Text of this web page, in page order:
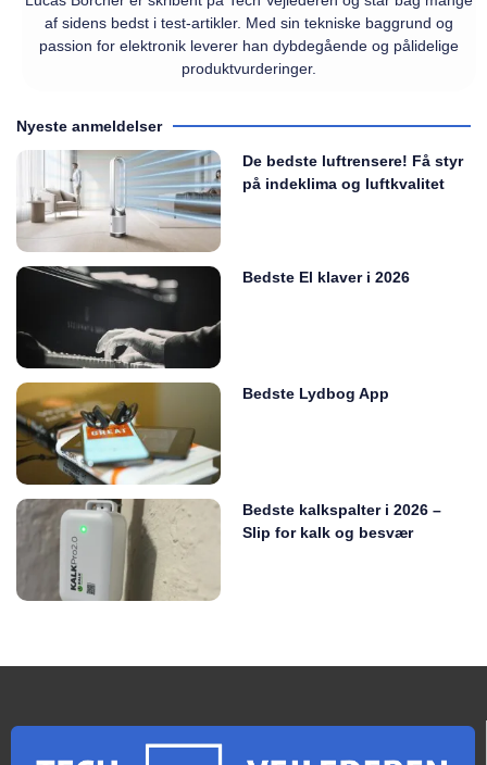
af sidens bedst i test-artikler. Med sin tekniske baggrund og
passion for elektronik leverer han dybdegående og pålidelige
produktvurderinger.
Nyeste anmeldelser
De bedste luftrensere! Få styr
på indeklima og luftkvalitet
Bedste El klaver i 2026
Bedste Lydbog App
Bedste kalkspalter i 2026 –
Slip for kalk og besvær